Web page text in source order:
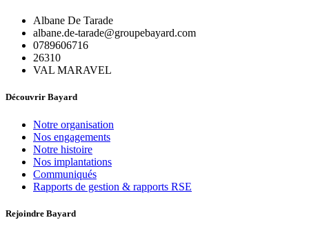
Albane De Tarade
albane.de-tarade@groupebayard.com
0789606716
26310
VAL MARAVEL
Découvrir Bayard
Notre organisation
Nos engagements
Notre histoire
Nos implantations
Communiqués
Rapports de gestion & rapports RSE
Rejoindre Bayard